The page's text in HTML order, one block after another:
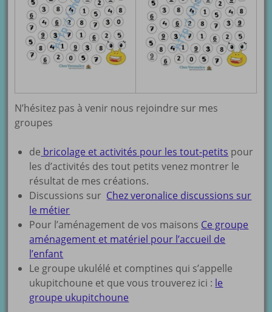
N’hésitez pas à venir nous rejoindre sur mes
groupes
de bricolage et activités pour les tout-petits pour
les d’activités des tout petits venez montrer le
résultat de mes créations.
Discussions sur Chez veronalice discussions sur
le métier
Pour l’aménagement de vos maisons Ce groupe
aménagement et matériel pour l’accueil de
l’enfant
Le groupe ukulélé et comptines qui s’appelle
ukupitchoune et que vous trouverez ici : le
groupe ukupitchoune